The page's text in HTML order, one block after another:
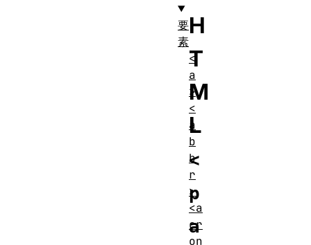
H
T
M
L
<
p
a
要
素
<
a
>
<
a
b
b
r
>
<a
cr
on